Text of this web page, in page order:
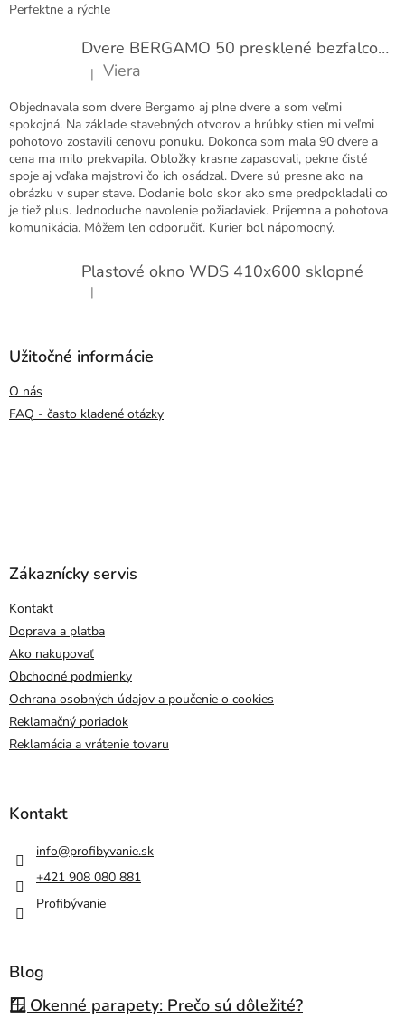
Perfektne a rýchle
Dvere BERGAMO 50 presklené bezfalcové EXTRA
Hodnotenie produktu je 5 z 5 hviezdičiek.
| Viera
Objednavala som dvere Bergamo aj plne dvere a som veľmi
spokojná. Na základe stavebných otvorov a hrúbky stien mi veľmi
pohotovo zostavili cenovu ponuku. Dokonca som mala 90 dvere a
cena ma milo prekvapila. Obložky krasne zapasovali, pekne čisté
spoje aj vďaka majstrovi čo ich osádzal. Dvere sú presne ako na
obrázku v super stave. Dodanie bolo skor ako sme predpokladali co
je tiež plus. Jednoduche navolenie požiadaviek. Príjemna a pohotova
komunikácia. Môžem len odporučiť. Kurier bol nápomocný.
Plastové okno WDS 410x600 sklopné
Hodnotenie produktu je 5 z 5 hviezdičiek.
|
Užitočné informácie
O nás
FAQ - často kladené otázky
Zákaznícky servis
Kontakt
Doprava a platba
Ako nakupovať
Obchodné podmienky
Ochrana osobných údajov a poučenie o cookies
Reklamačný poriadok
Reklamácia a vrátenie tovaru
Kontakt
info@profibyvanie.sk
+421 908 080 881
Profibývanie
Blog
🪟 Okenné parapety: Prečo sú dôležité?